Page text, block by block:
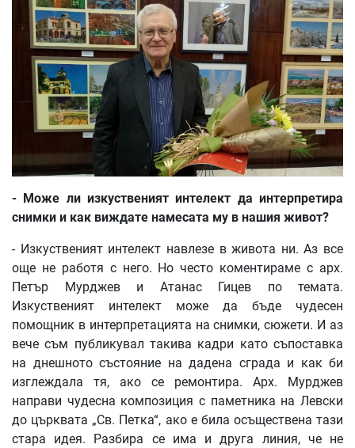
- Може ли изкуственият интелект да интерпретира
снимки и как виждате намесата му в нашия живот?
- Изкуственият интелект навлезе в живота ни. Аз все
още не работя с него. Но често коментираме с арх.
Петър Мурджев и Атанас Гицев по темата.
Изкуственият интелект може да бъде чудесен
помощник в интерпретацията на снимки, сюжети. И аз
вече съм публикувал такива кадри като съпоставка
на днешното състояние на дадена сграда и как би
изглеждала тя, ако се ремонтира. Арх. Мурджев
направи чудесна композиция с паметника на Левски
до църквата „Св. Петка“, ако е била осъществена тази
стара идея. Разбира се има и друга линия, че не